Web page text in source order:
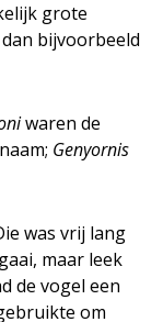
grote
bijvoorbeeld
waren de
Genyornis
was vrij lang
maar leek
de vogel een
om